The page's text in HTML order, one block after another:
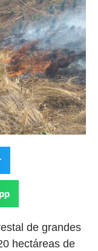
de grandes
hectáreas de